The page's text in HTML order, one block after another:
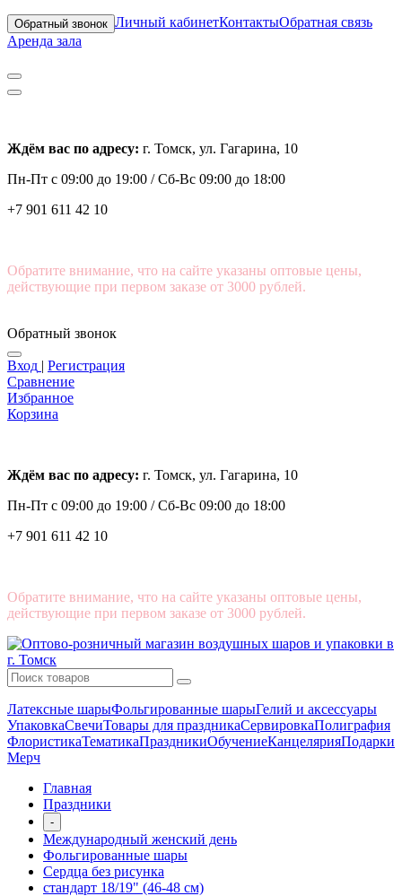
Обратный звонок Личный кабинетКонтактыОбратная связь
Аренда зала
Ждём вас по адресу: г. Томск, ул. Гагарина, 10
Пн-Пт с 09:00 до 19:00 /Сб-Вс 09:00 до 18:00
+7 901 611 42 10
Обратите внимание, что на сайте указаны оптовые цены,
действующие при первом заказе от 3000 рублей.
Обратный звонок
Вход | Регистрация
Сравнение
Избранное
Корзина
Ждём вас по адресу: г. Томск, ул. Гагарина, 10
Пн-Пт с 09:00 до 19:00 /Сб-Вс 09:00 до 18:00
+7 901 611 42 10
Обратите внимание, что на сайте указаны оптовые цены,
действующие при первом заказе от 3000 рублей.
Латексные шарыФольгированные шарыГелий и аксессуары
УпаковкаСвечиТовары для праздникаСервировкаПолиграфия
ФлористикаТематикаПраздникиОбучениеКанцелярияПодарки
Мерч
Главная
Праздники
-
Международный женский день
Фольгированные шары
Сердца без рисунка
стандарт 18/19" (46-48 см)